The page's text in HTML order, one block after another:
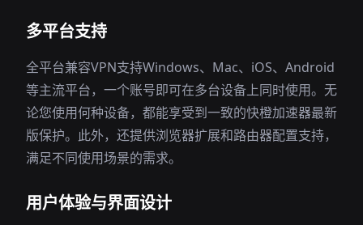
多平台支持
全平台兼容VPN支持Windows、Mac、iOS、Android
等主流平台，一个账号即可在多台设备上同时使用。无
论您使用何种设备，都能享受到一致的快橙加速器最新
版保护。此外，还提供浏览器扩展和路由器配置支持，
满足不同使用场景的需求。
用户体验与界面设计